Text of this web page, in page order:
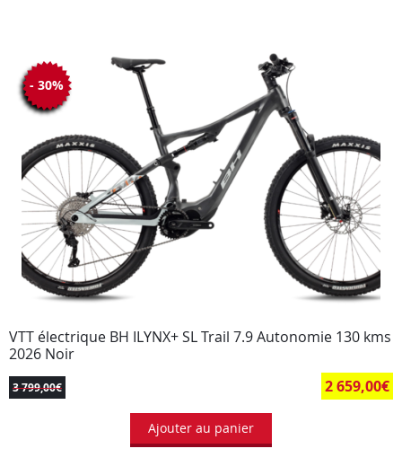
VTT électrique BH ILYNX+ SL Trail 7.9 Autonomie 130 kms
2026 Noir
3 799,00€ 2 659,00€
- 30%
Ajouter au panier